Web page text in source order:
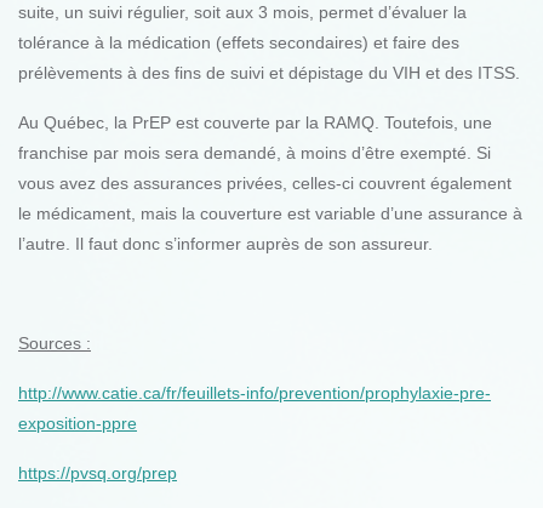
suite, un suivi régulier, soit aux 3 mois, permet d’évaluer la
tolérance à la médication (effets secondaires) et faire des
prélèvements à des fins de suivi et dépistage du VIH et des ITSS.
Au Québec, la PrEP est couverte par la RAMQ. Toutefois, une
franchise par mois sera demandé, à moins d’être exempté. Si
vous avez des assurances privées, celles-ci couvrent également
le médicament, mais la couverture est variable d’une assurance à
l’autre. Il faut donc s’informer auprès de son assureur.
Sources :
http://www.catie.ca/fr/feuillets-info/prevention/prophylaxie-pre-
exposition-ppre
https://pvsq.org/prep